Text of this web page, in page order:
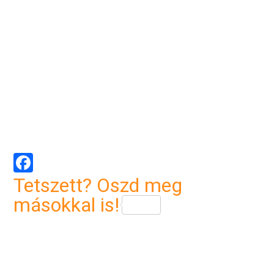
Facebook
Tetszett? Oszd meg
másokkal is!